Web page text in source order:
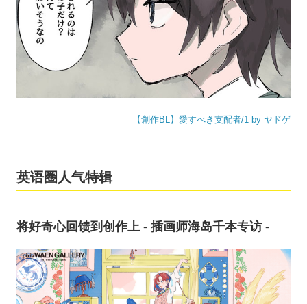
【創作BL】愛すべき支配者/1 by ヤドゲ
英语圈人气特辑
将好奇心回馈到创作上 - 插画师海岛千本专访 -